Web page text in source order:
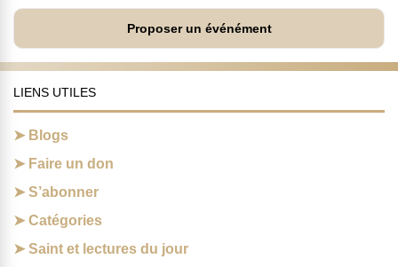
Proposer un événément
LIENS UTILES
Blogs
Faire un don
S’abonner
Catégories
Saint et lectures du jour